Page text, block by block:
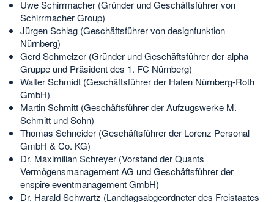
Uwe Schirrmacher (Gründer und Geschäftsführer von
Schirrmacher Group)
Jürgen Schlag (Geschäftsführer von designfunktion
Nürnberg)
Gerd Schmelzer (Gründer und Geschäftsführer der alpha
Gruppe und Präsident des 1. FC Nürnberg)
Walter Schmidt (Geschäftsführer der Hafen Nürnberg-Roth
GmbH)
Martin Schmitt (Geschäftsführer der Aufzugswerke M.
Schmitt und Sohn)
Thomas Schneider (Geschäftsführer der Lorenz Personal
GmbH & Co. KG)
Dr. Maximilian Schreyer (Vorstand der Quants
Vermögensmanagement AG und Geschäftsführer der
enspire eventmanagement GmbH)
Dr. Harald Schwartz (Landtagsabgeordneter des Freistaates